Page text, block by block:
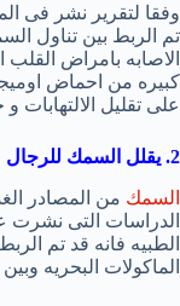
وفقا لتقرير نشر فى
تم الربط بين تناول
الاصابه بامراض
على تقليل الالتهابات
2. يقلل السمك للرجال من خطر الاصابه بمرض الزهايمر :
السمك من المصادر
الطبيه فانه قد تم
الماكولات البحريه